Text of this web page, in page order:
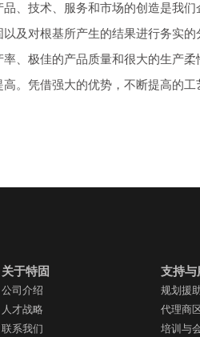
、技术、服务和市场的创造是我
及对根基所产生的结果进行务实的
、极佳的产品质量和很大的生产
。凭借强大的优势，不断提高的
关于特固
公司介绍
人才战略
联系我们
支持与
规划援
代理商
培训与